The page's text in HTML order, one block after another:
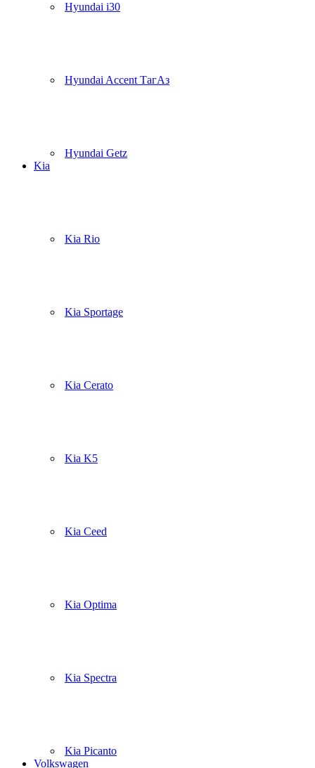
Hyundai i30
Hyundai Accent ТагАз
Hyundai Getz
Kia
Kia Rio
Kia Sportage
Kia Cerato
Kia K5
Kia Ceed
Kia Optima
Kia Spectra
Kia Picanto
Volkswagen